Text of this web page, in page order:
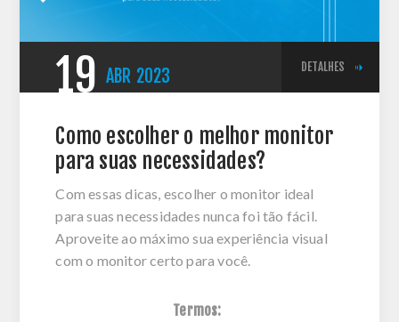
19 ABR 2023 DETALHES
Como escolher o melhor monitor
para suas necessidades?
Com essas dicas, escolher o monitor ideal
para suas necessidades nunca foi tão fácil.
Aproveite ao máximo sua experiência visual
com o monitor certo para você.
Termos: